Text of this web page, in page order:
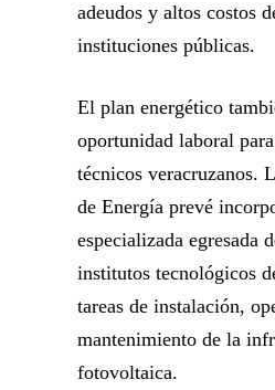
adeudos y altos costos
instituciones públicas.
El plan energético
oportunidad laboral
técnicos veracruzanos.
de Energía prevé
especializada egresada
institutos tecnológicos
tareas de instalación,
mantenimiento de la
fotovoltaica.